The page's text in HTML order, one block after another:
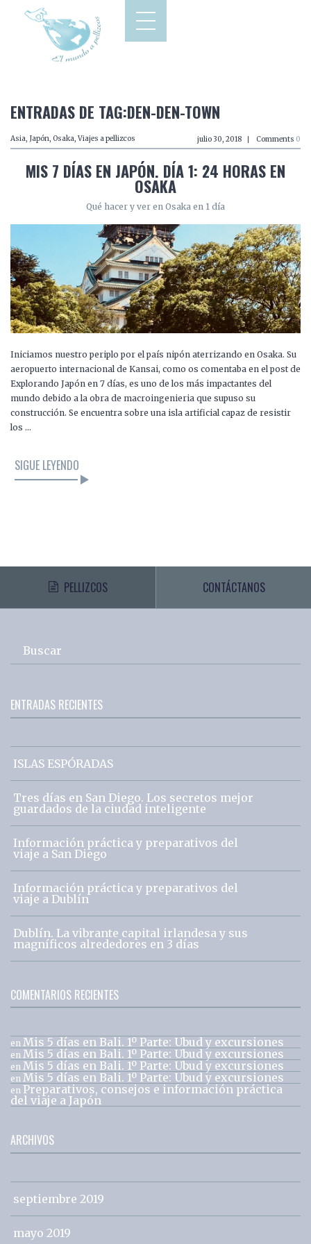
ENTRADAS DE TAG:DEN-DEN-TOWN
Asia, Japón, Osaka, Viajes a pellizcos julio 30, 2018 Comments 0
MIS 7 DÍAS EN JAPÓN. DÍA 1: 24 HORAS EN
OSAKA
Qué hacer y ver en Osaka en 1 día
Iniciamos nuestro periplo por el país nipón aterrizando en Osaka. Su
aeropuerto internacional de Kansai, como os comentaba en el post de
Explorando Japón en 7 días, es uno de los más impactantes del
mundo debido a la obra de macroingenieria que supuso su
construcción. Se encuentra sobre una isla artificial capaz de resistir
los …
SIGUE LEYENDO
PELLIZCOS CONTÁCTANOS
Buscar
ENTRADAS RECIENTES
ISLAS ESPÓRADAS
Tres días en San Diego. Los secretos mejor
guardados de la ciudad inteligente
Información práctica y preparativos del
viaje a San Diego
Información práctica y preparativos del
viaje a Dublín
Dublín. La vibrante capital irlandesa y sus
magníficos alrededores en 3 días
COMENTARIOS RECIENTES
en Mis 5 días en Bali. 1º Parte: Ubud y excursiones
en Mis 5 días en Bali. 1º Parte: Ubud y excursiones
en Mis 5 días en Bali. 1º Parte: Ubud y excursiones
en Mis 5 días en Bali. 1º Parte: Ubud y excursiones
en Preparativos, consejos e información práctica
del viaje a Japón
ARCHIVOS
septiembre 2019
mayo 2019